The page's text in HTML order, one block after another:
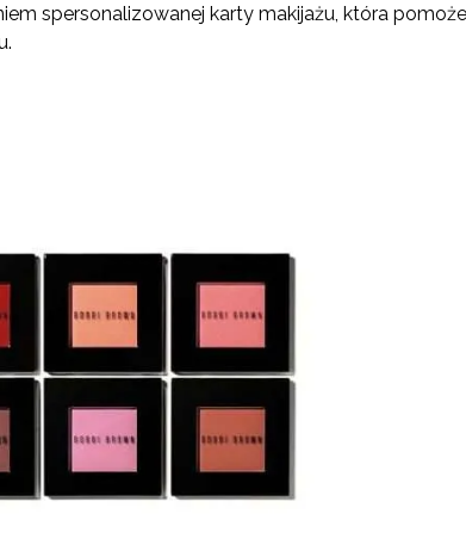
spersonalizowanej karty makijażu, która